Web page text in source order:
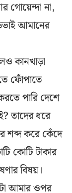
গোয়েন্দা না,
আমানের
কানখাড়া
ফোঁপাতে
পারি দেশে
তাদের ধরে
শব্দ করে কেঁদে
কোটি টাকার
বিষয়।
আমার ওপর